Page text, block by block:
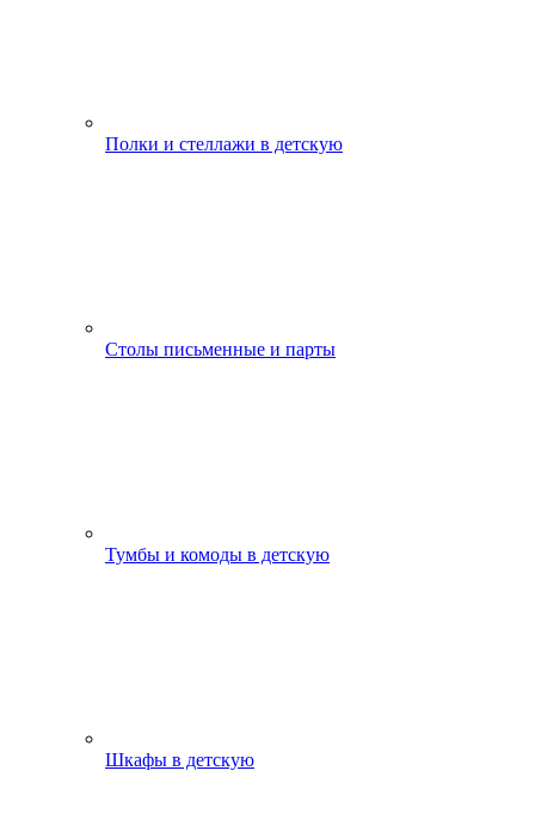
Полки и стеллажи в детскую
Столы письменные и парты
Тумбы и комоды в детскую
Шкафы в детскую